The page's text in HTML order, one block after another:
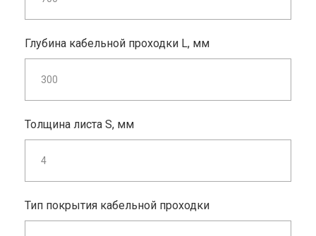
Глубина кабельной проходки L, мм
Толщина листа S, мм
Тип покрытия кабельной проходки